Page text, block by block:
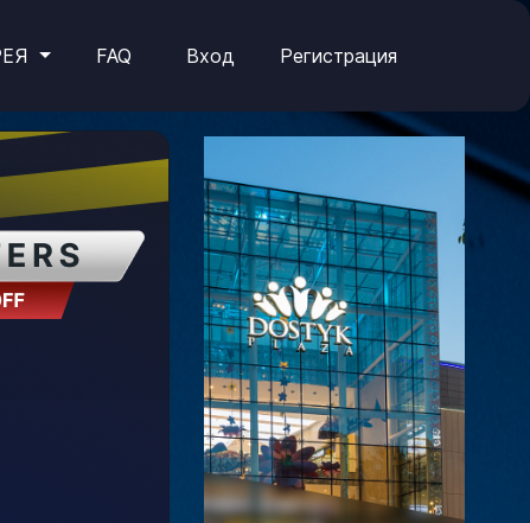
FAQ Вход Регистрация